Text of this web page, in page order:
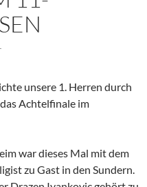
unsere 1. Herren durch
Achtelfinale im
war dieses Mal mit dem
zu Gast in den Sundern.